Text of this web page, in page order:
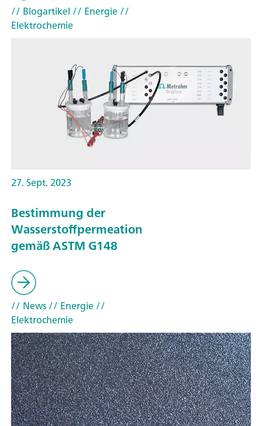
// Blogartikel // Energie//
Elektrochemie
27. Sept. 2023
Bestimmung der
Wasserstoffpermeation
gemäß ASTM G148
// News// Energie//
Elektrochemie